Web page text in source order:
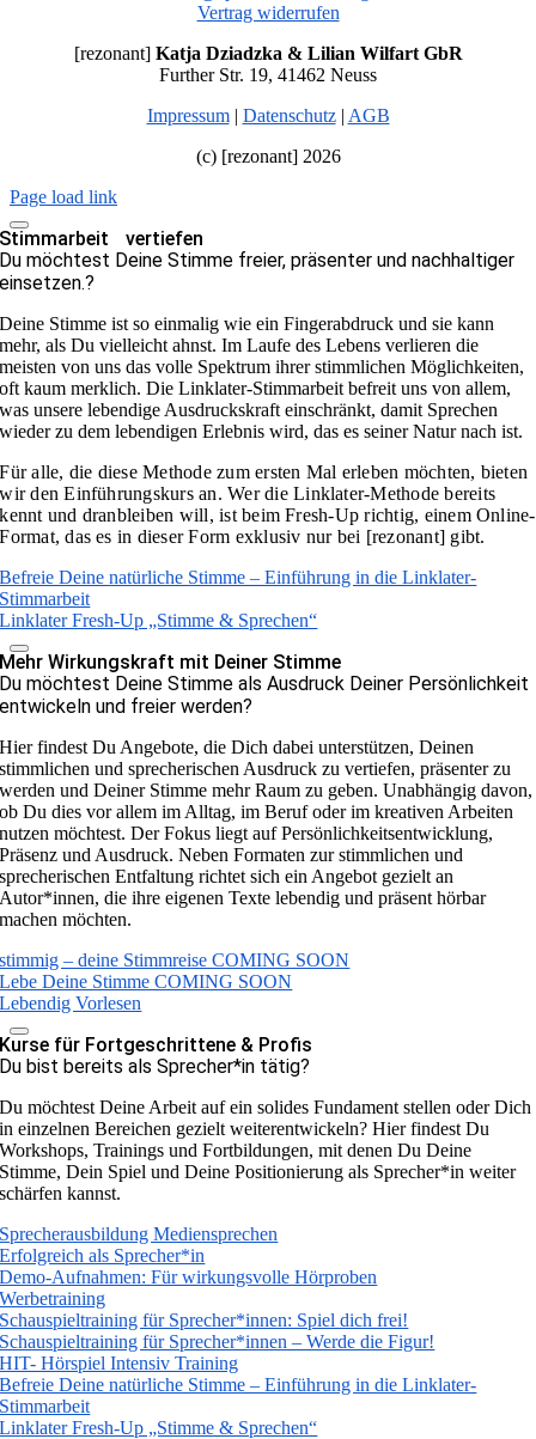
Vertrag widerrufen
[rezonant] Katja Dziadzka & Lilian Wilfart GbR
Further Str. 19, 41462 Neuss
Impressum| Datenschutz| AGB
(c) [rezonant] 2026
Page load link
Stimmarbeit vertiefen
Du möchtest Deine Stimme freier, präsenter und nachhaltiger
einsetzen.?
Deine Stimme ist so einmalig wie ein Fingerabdruck und sie kann
mehr, als Du vielleicht ahnst. Im Laufe des Lebens verlieren die
meisten von uns das volle Spektrum ihrer stimmlichen Möglichkeiten,
oft kaum merklich. Die Linklater-Stimmarbeit befreit uns von allem,
was unsere lebendige Ausdruckskraft einschränkt, damit Sprechen
wieder zu dem lebendigen Erlebnis wird, das es seiner Natur nach ist.
Für alle, die diese Methode zum ersten Mal erleben möchten, bieten
wir denEinführungskursan.Wer die Linklater-Methode bereits
kennt und dranbleiben will, ist beim Fresh-Up richtig, einem Online-
Format, das es in dieser Form exklusiv nur bei [rezonant] gibt.
Befreie Deine natürliche Stimme – Einführung in die Linklater-
Stimmarbeit
Linklater Fresh-Up „Stimme & Sprechen“
Mehr Wirkungskraft mit Deiner Stimme
Du möchtest Deine Stimme als Ausdruck Deiner Persönlichkeit
entwickeln und freier werden?
Hier findest Du Angebote, die Dich dabei unterstützen, Deinen
stimmlichen und sprecherischen Ausdruck zu vertiefen, präsenter zu
werden und Deiner Stimme mehr Raum zu geben. Unabhängig davon,
ob Du dies vor allem im Alltag, im Beruf oder im kreativen Arbeiten
nutzen möchtest. Der Fokus liegt auf Persönlichkeitsentwicklung,
Präsenz und Ausdruck. Neben Formaten zur stimmlichen und
sprecherischen Entfaltung richtet sich ein Angebot gezielt an
Autor*innen, die ihre eigenen Texte lebendig und präsent hörbar
machen möchten.
stimmig – deine Stimmreise COMING SOON
Lebe Deine Stimme COMING SOON
Lebendig Vorlesen
Kurse für Fortgeschrittene & Profis
Du bist bereits als Sprecher*in tätig?
Du möchtest Deine Arbeit auf ein solides Fundament stellen oder Dich
in einzelnen Bereichen gezielt weiterentwickeln? Hier findest Du
Workshops, Trainings und Fortbildungen, mit denen Du Deine
Stimme, Dein Spiel und Deine Positionierung als Sprecher*in weiter
schärfen kannst.
Sprecherausbildung Mediensprechen
Erfolgreich als Sprecher*in
Demo-Aufnahmen: Für wirkungsvolle Hörproben
Werbetraining
Schauspieltraining für Sprecher*innen: Spiel dich frei!
Schauspieltraining für Sprecher*innen – Werde die Figur!
HIT- Hörspiel Intensiv Training
Befreie Deine natürliche Stimme – Einführung in die Linklater-
Stimmarbeit
Linklater Fresh-Up „Stimme & Sprechen“